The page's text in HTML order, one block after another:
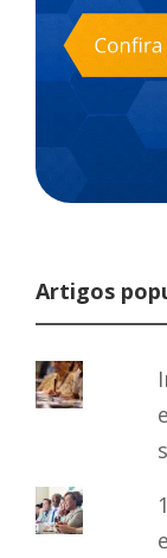
Artigos